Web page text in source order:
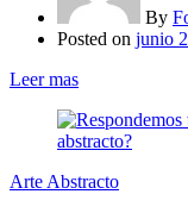
By
Posted on junio
Leer mas
Arte Abstracto